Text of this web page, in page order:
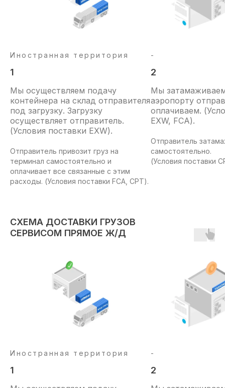
Иностранная территория
1
Мы осуществляем подачу
контейнера на склад отправителя
под загрузку. Загрузку
осуществляет отправитель.
(Условия поставки EXW).
Отправитель привозит груз на
терминал самостоятельно и
оплачивает все связанные с этим
расходы. (Условия поставки FCA, CPT).
-
2
Мы
аэропорту
оплачиваем.
EXW, FCA).
Отправитель
самостоятельно.
(Условия поставки
СХЕМА ДОСТАВКИ ГРУЗОВ
СЕРВИСОМ ПРЯМОЕ Ж/Д
Иностранная территория
1
-
2